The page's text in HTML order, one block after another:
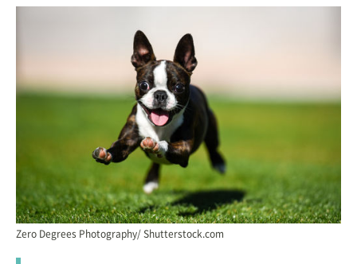
Zero Degrees Photography/ Shutterstock.com